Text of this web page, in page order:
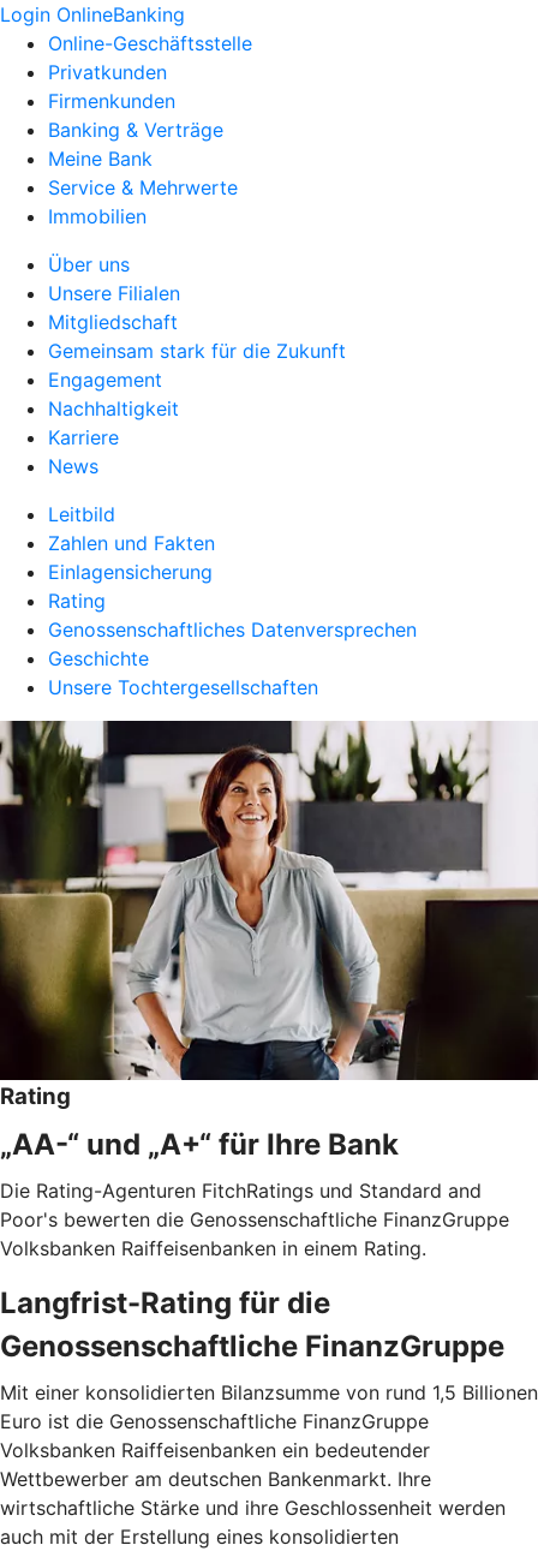
Login OnlineBanking
Online-Geschäftsstelle
Privatkunden
Firmenkunden
Banking & Verträge
Meine Bank
Service & Mehrwerte
Immobilien
Über uns
Unsere Filialen
Mitgliedschaft
Gemeinsam stark für die Zukunft
Engagement
Nachhaltigkeit
Karriere
News
Leitbild
Zahlen und Fakten
Einlagensicherung
Rating
Genossenschaftliches Datenversprechen
Geschichte
Unsere Tochtergesellschaften
Rating
„AA-“ und „A+“ für Ihre Bank
Die Rating-Agenturen FitchRatings und Standard and
Poor's bewerten die Genossenschaftliche FinanzGruppe
Volksbanken Raiffeisenbanken in einem Rating.
Langfrist-Rating für die
Genossenschaftliche FinanzGruppe
Mit einer konsolidierten Bilanzsumme von rund 1,5 Billionen
Euro ist die Genossenschaftliche FinanzGruppe
Volksbanken Raiffeisenbanken ein bedeutender
Wettbewerber am deutschen Bankenmarkt. Ihre
wirtschaftliche Stärke und ihre Geschlossenheit werden
auch mit der Erstellung eines konsolidierten